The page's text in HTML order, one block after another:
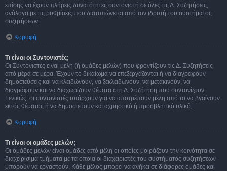
επίσης να έχουν πλήρεις δυνατότητες συντονιστή σε όλες τις Δ. Συζητήσεις,
ανάλογα με τις ρυθμίσεις που διατυπώνεται από τον ιδρυτή του συστήματος
συζητήσεων.
Κορυφή
Τι είναι οι Συντονιστές;
Οι Συντονιστές είναι μέλη (ή ομάδες μελών) που φροντίζουν τις Δ. Συζητήσεις
από μέρα σε μέρα. Έχουν το δικαίωμα να επεξεργάζονται ή να διαγράφουν
δημοσιεύσεις και να κλειδώνουν, να ξεκλειδώνουν, να μετακινούν, να
διαγράφουν και να διαχωρίζουν θέματα στη Δ. Συζήτηση που συντονίζουν.
Γενικώς, οι συντονιστές υπάρχουν για να αποτρέπουν μέλη από το να βγαίνουν
εκτός θέματος ή να δημοσιεύουν καταχρηστικό ή προσβλητικό υλικό.
Κορυφή
Τι είναι οι ομάδες μελών;
Οι ομάδες μελών είναι ομάδες από μέλη οι οποίες μοιράζουν την κοινότητα σε
διαχειρίσιμα τμήματα με τα οποία οι διαχειριστές του συστήματος συζητήσεων
μπορούν να εργαστούν. Κάθε μέλος μπορεί να ανήκει σε διάφορες ομάδες και